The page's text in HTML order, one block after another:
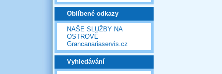
Oblíbené odkazy
NAŠE SLUŽBY NA
OSTROVĚ -
Grancanariaservis.cz
Vyhledávání